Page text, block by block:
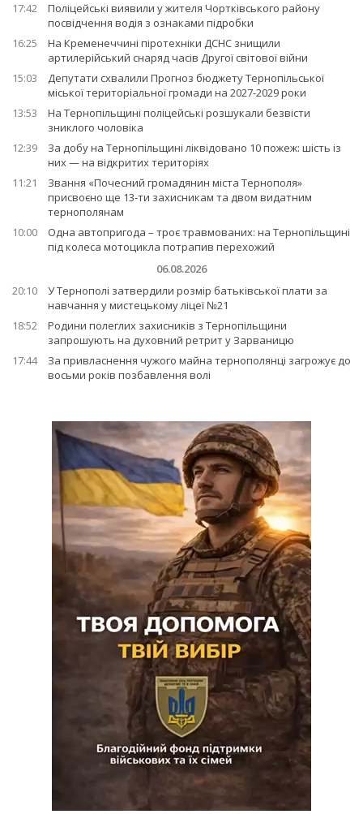
17:42
Поліцейські виявили у жителя Чортківського району
посвідчення водія з ознаками підробки
16:25
На Кременеччині піротехніки ДСНС знищили
артилерійський снаряд часів Другої світової війни
15:03
Депутати схвалили Прогноз бюджету Тернопільської
міської територіальної громади на 2027-2029 роки
13:53
На Тернопільщині поліцейські розшукали безвісти
зниклого чоловіка
12:39
За добу на Тернопільщині ліквідовано 10 пожеж: шість із
них — на відкритих територіях
11:21
Звання «Почесний громадянин міста Тернополя»
присвоєно ще 13-ти захисникам та двом видатним
тернополянам
10:00
Одна автопригода – троє травмованих: на Тернопільщині
під колеса мотоцикла потрапив перехожий
06.08.2026
20:10
У Тернополі затвердили розмір батьківської плати за
навчання у мистецькому ліцеї №21
18:52
Родини полеглих захисників з Тернопільщини
запрошують на духовний ретрит у Зарваницю
17:44
За привласнення чужого майна тернополянці загрожує до
восьми років позбавлення волі